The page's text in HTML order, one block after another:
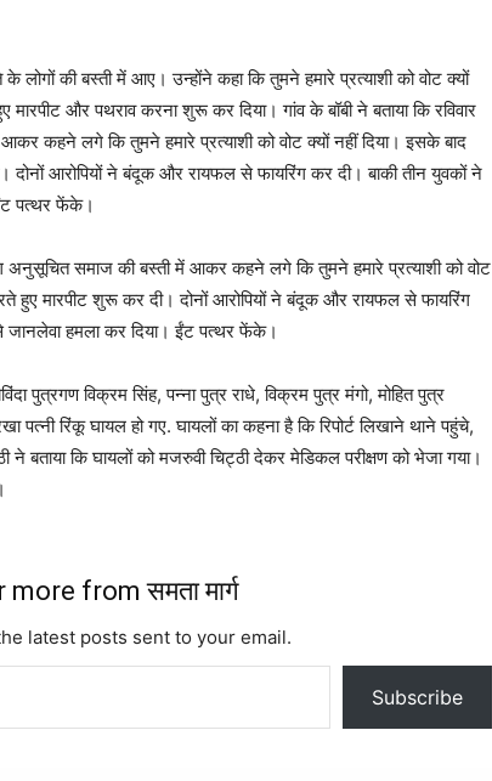
लोगों की बस्ती में आए। उन्होंने कहा कि तुमने हमारे प्रत्याशी को वोट क्यों
और पथराव करना शुरू कर दिया। गांव के बॉबी ने बताया कि रविवार
कहने लगे कि तुमने हमारे प्रत्याशी को वोट क्यों नहीं दिया। इसके बाद
दोनों आरोपियों ने बंदूक और रायफल से फायरिंग कर दी। बाकी तीन युवकों ने
पत्थर फेंके।
अनुसूचित समाज की बस्ती में आकर कहने लगे कि तुमने हमारे प्रत्याशी को वोट
हुए मारपीट शुरू कर दी। दोनों आरोपियों ने बंदूक और रायफल से फायरिंग
जानलेवा हमला कर दिया। ईंट पत्थर फेंके।
पुत्रगण विक्रम सिंह, पन्ना पुत्र राधे, विक्रम पुत्र मंगो, मोहित पुत्र
पत्नी रिंकू घायल हो गए. घायलों का कहना है कि रिपोर्ट लिखाने थाने पहुंचे,
ने बताया कि घायलों को मजरुवी चिट्ठी देकर मेडिकल परीक्षण को भेजा गया।
from समता मार्ग
latest posts sent to your email.
Subscribe